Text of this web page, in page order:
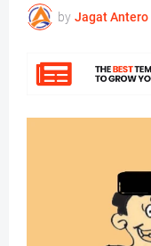
by Jagat Antero